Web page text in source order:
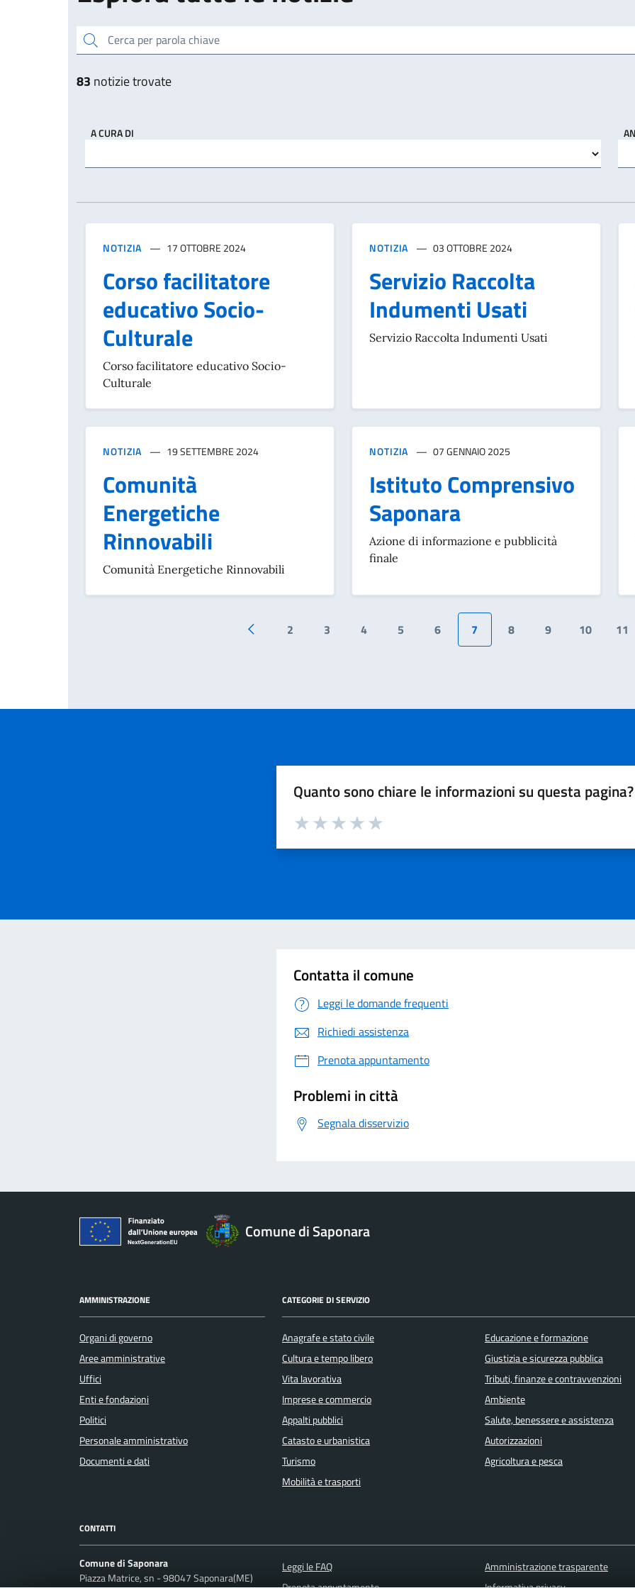
Cerca per parola chiave
83 notizie trovate
A CURA DI
NOTIZIA 17 OTTOBRE 2024
Corso facilitatore
educativo Socio-
Culturale
Corso facilitatore educativo Socio-
Culturale
NOTIZIA 03 OTTOBRE 2024
Servizio Raccolta
Indumenti Usati
Servizio Raccolta Indumenti Usati
NOTIZIA 19 SETTEMBRE 2024
Comunità
Energetiche
Rinnovabili
Comunità Energetiche Rinnovabili
NOTIZIA 07 GENNAIO 2025
Istituto Comprensivo
Saponara
Azione di informazione e pubblicità
finale
Pagina precedente
2 3 4 5 6 7 8 9 10 11
Quanto sono chiare le informazioni su questa pagina?
Contatta il comune
Leggi le domande frequenti
Richiedi assistenza
Prenota appuntamento
Problemi in città
Segnala disservizio
Comune di Saponara
AMMINISTRAZIONE
Organi di governo
Aree amministrative
Uffici
Enti e fondazioni
Politici
Personale amministrativo
Documenti e dati
CATEGORIE DI SERVIZIO
Anagrafe e stato civile
Cultura e tempo libero
Vita lavorativa
Imprese e commercio
Appalti pubblici
Catasto e urbanistica
Turismo
Mobilità e trasporti
Educazione e formazione
Giustizia e sicurezza pubblica
Tributi, finanze e contravvenzioni
Ambiente
Salute, benessere e assistenza
Autorizzazioni
Agricoltura e pesca
CONTATTI
Comune di Saponara
Piazza Matrice, sn - 98047 Saponara(ME)
Leggi le FAQ
Amministrazione trasparente